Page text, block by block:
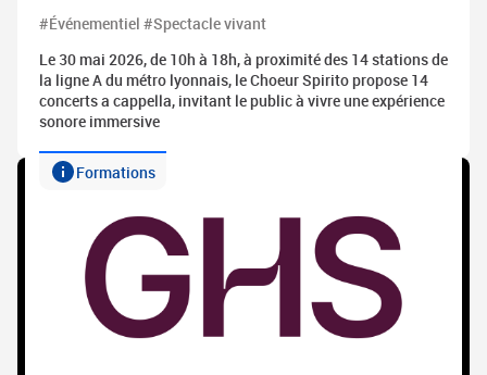
#Événementiel #Spectacle vivant
Le 30 mai 2026, de 10h à 18h, à proximité des 14 stations de
la ligne A du métro lyonnais, le Choeur Spirito propose 14
concerts a cappella, invitant le public à vivre une expérience
sonore immersive
Formations